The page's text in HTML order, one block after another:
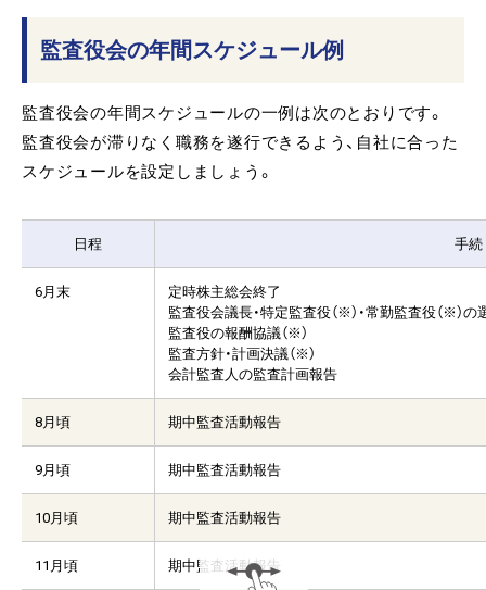
監査役会の年間スケジュール例
監査役会の年間スケジュールの一例は次のとおりです。
監査役会が滞りなく職務を遂行できるよう、自社に合った
スケジュールを設定しましょう。
日程 手続
6月末
定時株主総会終了
監査役会議長・特定監査役（※）・常勤監査役（※）の
監査役の報酬協議（※）
監査方針・計画決議（※）
会計監査人の監査計画報告
8月頃 期中監査活動報告
9月頃 期中監査活動報告
10月頃 期中監査活動報告
11月頃 期中監査活動報告